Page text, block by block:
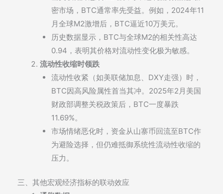
密市场，BTC通常率先受益。例如，2024年11
月全球M2激增后，BTC逼近10万美元。
历史数据显示，BTC与全球M2的相关性高达
0.94，表明其价格对流动性变化极为敏感。
流动性收缩时领跌
流动性收紧（如美联储加息、DXY走强）时，
BTC因高风险属性首当其冲。2025年2月美国
财政部调整关税政策后，BTC一度暴跌
11.69%。
市场情绪恶化时，资金从山寨币回流至BTC作
为避险选择，但仍难抵御系统性流动性收缩的
压力。
三、其他宏观经济指标的联动效应